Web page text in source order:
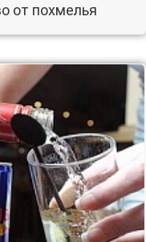
от похмелья